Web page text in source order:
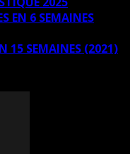
EN 6 SEMAINES
15 SEMAINES (2021)